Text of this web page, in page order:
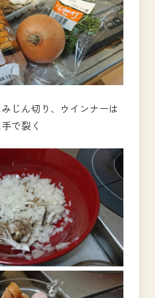
じん切り、ウインナーは
で裂く